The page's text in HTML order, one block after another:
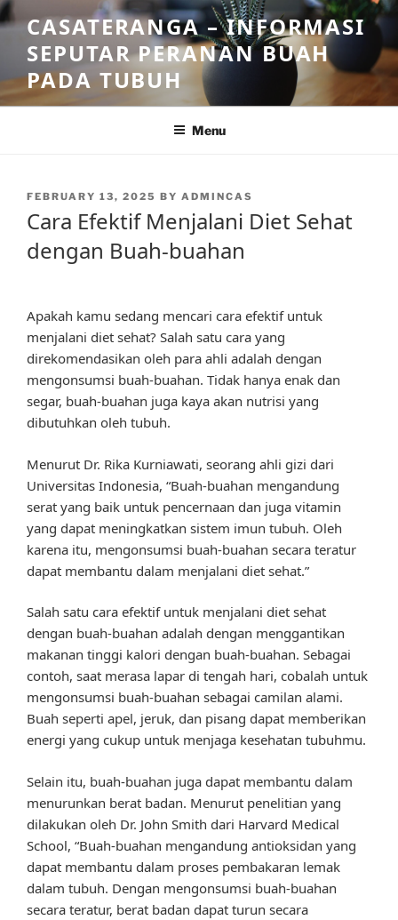
Skip
to
content
CASATERANGA – INFORMASI
SEPUTAR PERANAN BUAH
PADA TUBUH
Menu
POSTED
FEBRUARY 13, 2025 BY ADMINCAS
Cara Efektif Menjalani Diet Sehat
dengan Buah-buahan
Apakah kamu sedang mencari cara efektif untuk
menjalani diet sehat? Salah satu cara yang
direkomendasikan oleh para ahli adalah dengan
mengonsumsi buah-buahan. Tidak hanya enak dan
segar, buah-buahan juga kaya akan nutrisi yang
dibutuhkan oleh tubuh.
Menurut Dr. Rika Kurniawati, seorang ahli gizi dari
Universitas Indonesia, “Buah-buahan mengandung
serat yang baik untuk pencernaan dan juga vitamin
yang dapat meningkatkan sistem imun tubuh. Oleh
karena itu, mengonsumsi buah-buahan secara teratur
dapat membantu dalam menjalani diet sehat.”
Salah satu cara efektif untuk menjalani diet sehat
dengan buah-buahan adalah dengan menggantikan
makanan tinggi kalori dengan buah-buahan. Sebagai
contoh, saat merasa lapar di tengah hari, cobalah untuk
mengonsumsi buah-buahan sebagai camilan alami.
Buah seperti apel, jeruk, dan pisang dapat memberikan
energi yang cukup untuk menjaga kesehatan tubuhmu.
Selain itu, buah-buahan juga dapat membantu dalam
menurunkan berat badan. Menurut penelitian yang
dilakukan oleh Dr. John Smith dari Harvard Medical
School, “Buah-buahan mengandung antioksidan yang
dapat membantu dalam proses pembakaran lemak
dalam tubuh. Dengan mengonsumsi buah-buahan
secara teratur, berat badan dapat turun secara